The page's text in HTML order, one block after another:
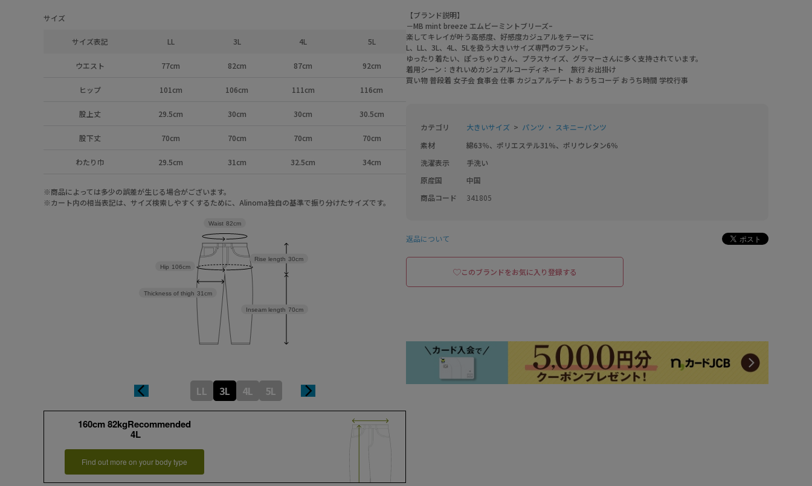
サイズ
サイズ表記 LL 3L 4L 5L
ウエスト 77cm 82cm 87cm 92cm
ヒップ 101cm 106cm 111cm 116cm
股上丈 29.5cm 30cm 30cm 30.5cm
股下丈 70cm 70cm 70cm 70cm
わたり巾 29.5cm 31cm 32.5cm 34cm
※商品によっては多少の誤差が生じる場合がございます。
※カート内の相当表記は、サイズ検索しやすくするために、Alinoma独自の基準で振り分けたサイズです。
Inseam length 70cm
Rise length 30cm
Thickness of thigh 31cm
Hip 106cm
Waist 82cm
LL 3L 4L 5L
160cm 82kgRecommended
4L
Find out more on your body type
【ブランド説明】
－MB mint breeze エムビーミントブリーズｰ
楽してキレイが叶う高感度、好感度カジュアルをテーマに
L、LL、3L、4L、5Lを扱う大きいサイズ専門のブランド。
ゆったり着たい、ぽっちゃりさん、プラスサイズ、グラマーさんに多く支持されています。
着用シーン：きれいめカジュアルコーディネート 旅行 お出掛け
買い物 普段着 女子会 食事会 仕事 カジュアルデート おうちコーデ おうち時間 学校行事
カテゴリ 大きいサイズ
パンツ ・ スキニーパンツ
素材
綿63％、ポリエステル31％、ポリウレタン6％
洗濯表示
手洗い
原産国
中国
商品コード
341805
返品について
このブランドをお気に入り登録する